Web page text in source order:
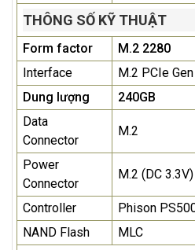
THÔNG SỐ KỸ THUẬT
Form factor
M.2 2280
Interface
M.2 PCIe
Dung lượng
240GB
Data
Connector
M.2
Power
Connector
M.2 (DC 3.3V)
Controller
Phison
NAND Flash
MLC